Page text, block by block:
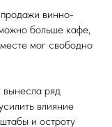
винно-
больше кафе,
мог свободно
ряд
влияние
и остроту